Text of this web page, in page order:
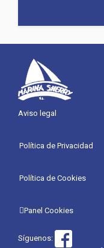
Aviso legal
Política de Privacidad
Política de Cookies
Panel Cookies
Síguenos: